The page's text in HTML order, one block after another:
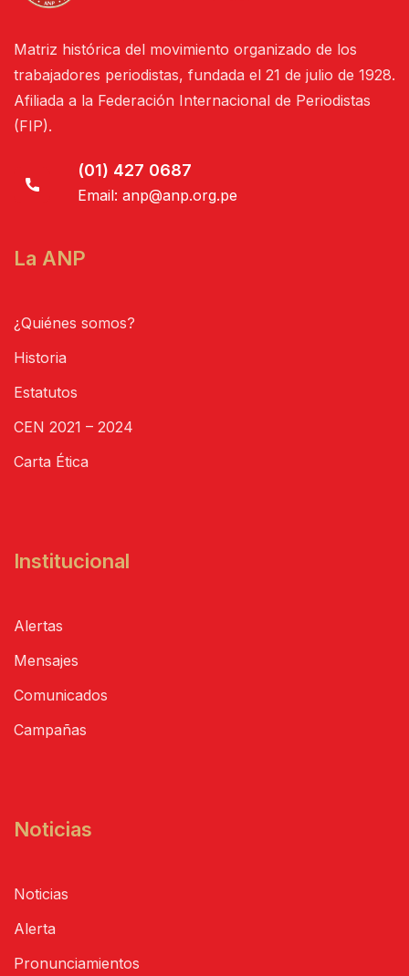
Matriz histórica del movimiento organizado de los
trabajadores periodistas, fundada el 21 de julio de 1928.
Afiliada a la Federación Internacional de Periodistas
(FIP).
(01) 427 0687
Email: anp@anp.org.pe
La ANP
¿Quiénes somos?
Historia
Estatutos
CEN 2021 – 2024
Carta Ética
Institucional
Alertas
Mensajes
Comunicados
Campañas
Noticias
Noticias
Alerta
Pronunciamientos